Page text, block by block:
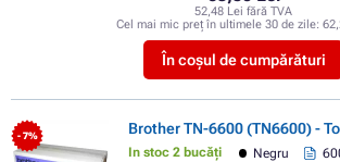
52,48 Lei fără TVA
Cel mai mic preț în ultimele 30 de zile:
În coșul de cumpărături
- 7% Brother TN-6600 (TN6600) -
In stoc 2 bucăți Negru